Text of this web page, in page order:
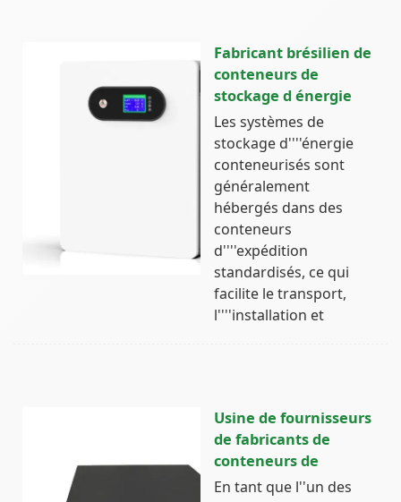
Fabricant brésilien de
conteneurs de
stockage d énergie
Les systèmes de
stockage d''''énergie
conteneurisés sont
généralement
hébergés dans des
conteneurs
d''''expédition
standardisés, ce qui
facilite le transport,
l''''installation et
Usine de fournisseurs
de fabricants de
conteneurs de
En tant que l''un des